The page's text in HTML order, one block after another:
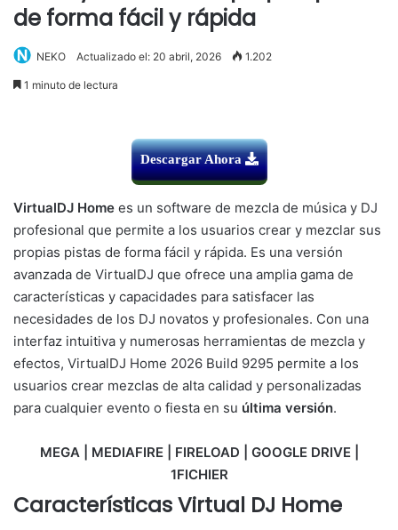
de forma fácil y rápida
NEKO Actualizado el: 20 abril, 2026 1.202
1 minuto de lectura
Descargar Ahora
VirtualDJ Home es un software de mezcla de música y DJ
profesional que permite a los usuarios crear y mezclar sus
propias pistas de forma fácil y rápida. Es una versión
avanzada de VirtualDJ que ofrece una amplia gama de
características y capacidades para satisfacer las
necesidades de los DJ novatos y profesionales. Con una
interfaz intuitiva y numerosas herramientas de mezcla y
efectos, VirtualDJ Home 2026 Build 9295 permite a los
usuarios crear mezclas de alta calidad y personalizadas
para cualquier evento o fiesta en su última versión.
MEGA | MEDIAFIRE | FIRELOAD | GOOGLE DRIVE |
1FICHIER
Características Virtual DJ Home